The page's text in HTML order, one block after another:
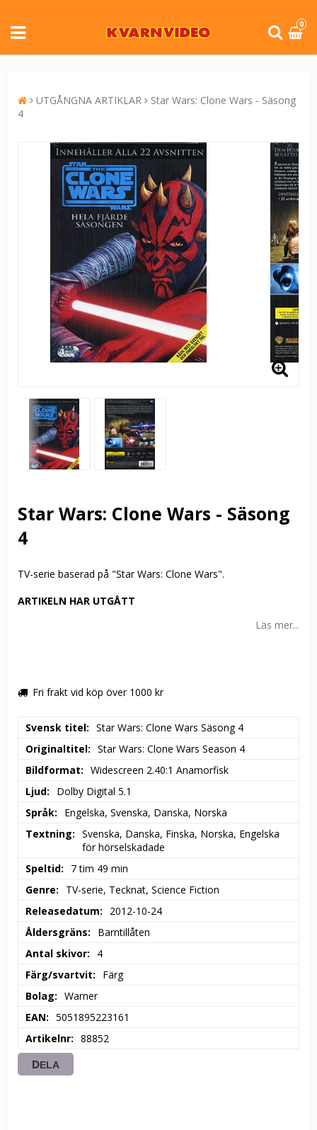
0
UTGÅNGNA ARTIKLAR
Star Wars: Clone Wars - Säsong
4
Star Wars: Clone Wars - Säsong
4
TV-serie baserad på "Star Wars: Clone Wars".
ARTIKELN HAR UTGÅTT
Läs mer...
Fri frakt vid köp över 1000 kr
Svensk titel
Star Wars: Clone Wars Säsong 4
Originaltitel
Star Wars: Clone Wars Season 4
Bildformat
Widescreen 2.40:1 Anamorfisk
Ljud
Dolby Digital 5.1
Språk
Engelska, Svenska, Danska, Norska
Textning
Svenska, Danska, Finska, Norska, Engelska
för hörselskadade
Speltid
7 tim 49 min
Genre
TV-serie, Tecknat, Science Fiction
Releasedatum
2012-10-24
Åldersgräns
Barntillåten
Antal skivor
4
Färg/svartvit
Färg
Bolag
Warner
EAN
5051895223161
Artikelnr
88852
DELA